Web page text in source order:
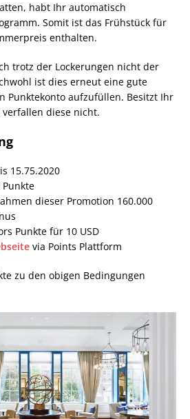
habt Ihr automatisch
Somit ist das Frühstück für
enthalten.
trotz der Lockerungen nicht der
ist dies erneut eine gute
Punktekonto aufzufüllen. Besitzt Ihr
diese nicht.
15.75.2020
Punkte
dieser Promotion 160.000
Punkte für 10 USD
via Points Plattform
zu den obigen Bedingungen